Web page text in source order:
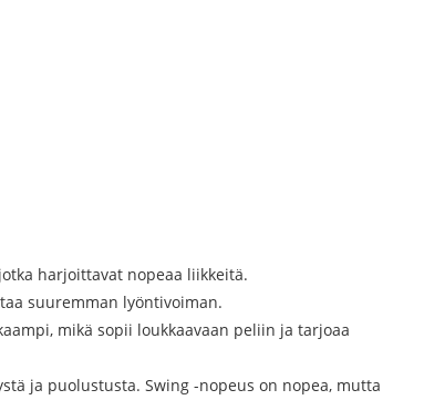
harjoittavat nopeaa liikkeitä.
suuremman lyöntivoiman.
mikä sopii loukkaavaan peliin ja tarjoaa
ja puolustusta. Swing -nopeus on nopea, mutta